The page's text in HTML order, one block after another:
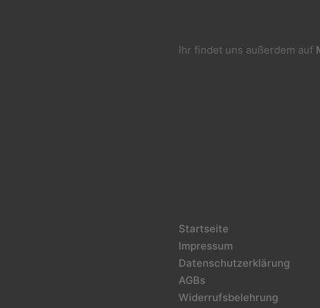
Ihr findet uns außerdem auf
Startseite
Impressum
Datenschutzerklärung
AGBs
Widerrufsbelehrung